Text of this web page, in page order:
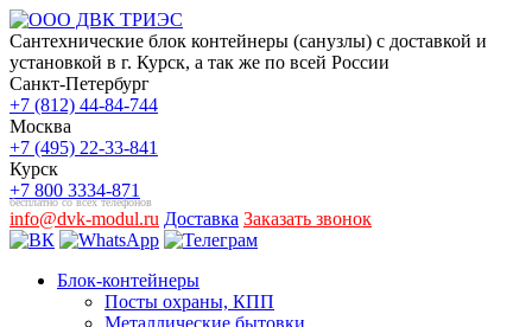
Сантехнические блок контейнеры (санузлы) с доставкой и
установкой в г. Курск, а так же по всей России
Санкт-Петербург
+7 (812) 44-84-744
Москва
+7 (495) 22-33-841
Курск
+7 800 3334-871
бесплатно со всех телефонов
info@dvk-modul.ru Доставка Заказать звонок
Блок-контейнеры
Посты охраны, КПП
Металлические бытовки